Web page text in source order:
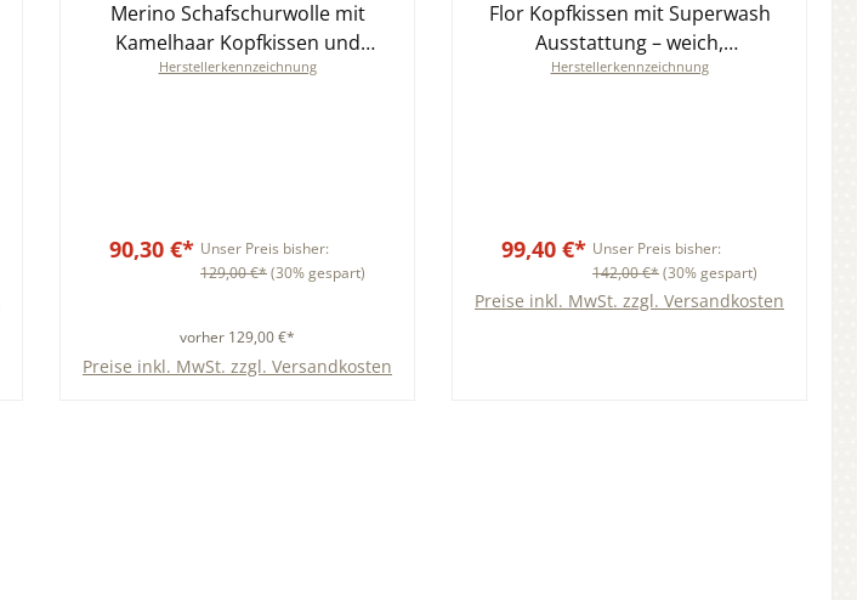
Merino Schafschurwolle mit
Kamelhaar Kopfkissen und
Eurokissen
Herstellerkennzeichnung
90,30 €* Unser Preis bisher:
129,00 €*(30% gespart)
vorher 129,00 €*
Preise inkl. MwSt. zzgl. Versandkosten
Flor Kopfkissen mit Superwash
Ausstattung – weich,
klimaregulierend, anschmiegsam
Herstellerkennzeichnung
99,40 €* Unser Preis bisher:
142,00 €*(30% gespart)
Preise inkl. MwSt. zzgl. Versandkosten